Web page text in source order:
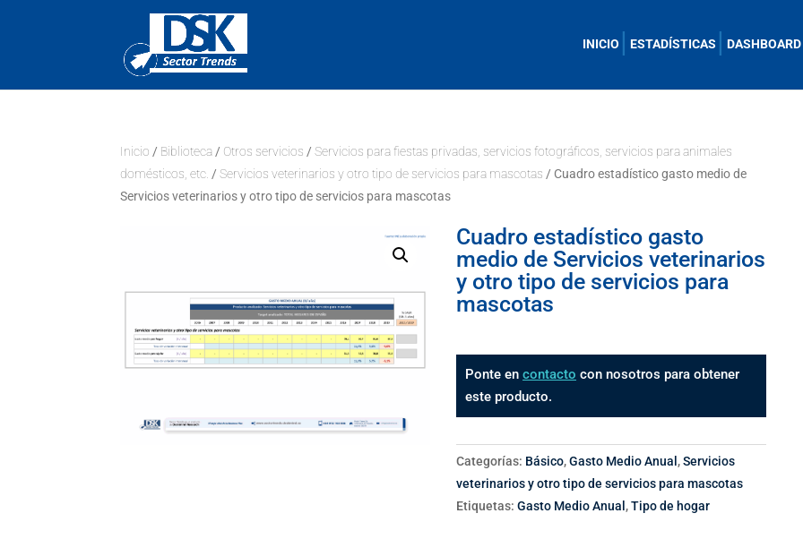
INICIO ESTADÍSTICAS DASHBOARD
Inicio / Biblioteca / Otros servicios /Servicios para fiestas privadas, servicios fotográficos, servicios para animales
domésticos, etc. /Servicios veterinarios y otro tipo de servicios para mascotas / Cuadro estadístico gasto medio de
Servicios veterinarios y otro tipo de servicios para mascotas
Cuadro estadístico gasto
medio de Servicios veterinarios
y otro tipo de servicios para
mascotas
Ponte encontacto con nosotros para obtener
este producto.
Categorías: Básico,Gasto Medio Anual ,Servicios
veterinarios y otro tipo de servicios para mascotas
Etiquetas:Gasto Medio Anual ,Tipo de hogar